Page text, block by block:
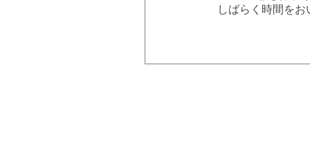
しばらく時間を